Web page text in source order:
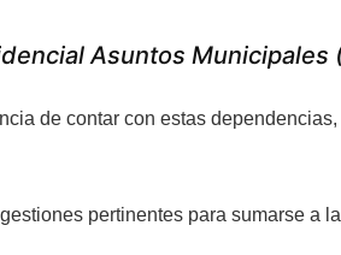
Asuntos Municipales
de contar con estas
pertinentes para sumarse a